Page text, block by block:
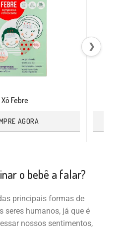
Xô Febre
AGORA
❯
o bebê a falar?
principais formas de
seres humanos, já que é
nossos sentimentos,